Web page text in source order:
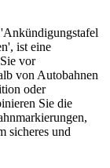
ist eine
vor
von Autobahnen
oder
Sie die
sicheres und